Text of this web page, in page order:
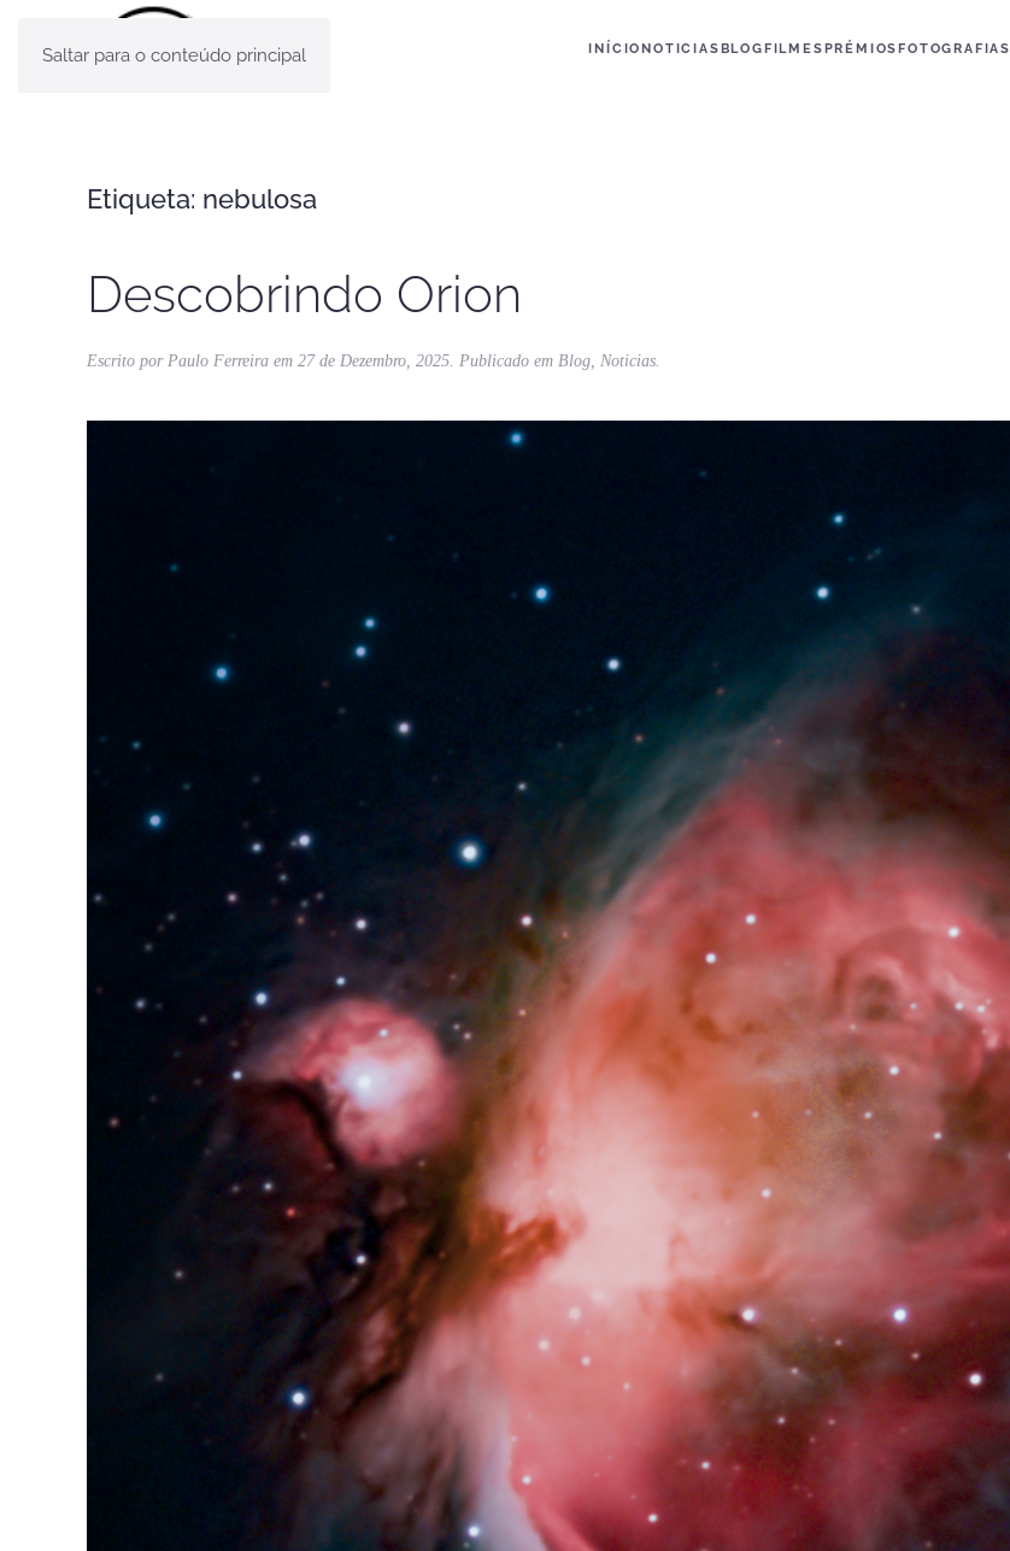
Saltar para o conteúdo principal INÍCIONOTICIASBLOGFILMESPRÉMIOSFOTOGRAFIAS
Etiqueta: nebulosa
Descobrindo Orion
Escrito por Paulo Ferreira em 27 de Dezembro, 2025. Publicado em Blog, Noticias.